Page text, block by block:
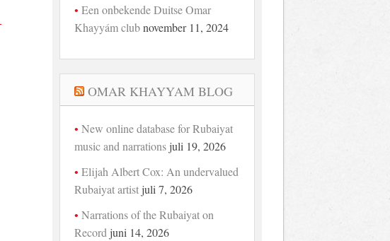
Een onbekende Duitse Omar
Khayyám club november 11, 2024
OMAR KHAYYAM BLOG
New online database for Rubaiyat
music and narrations juli 19, 2026
Elijah Albert Cox: An undervalued
Rubaiyat artist juli 7, 2026
Narrations of the Rubaiyat on
Record juni 14, 2026